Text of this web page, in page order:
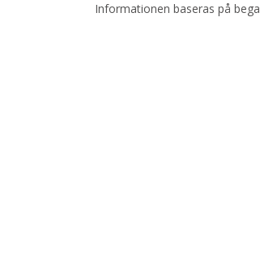
Informationen baseras på